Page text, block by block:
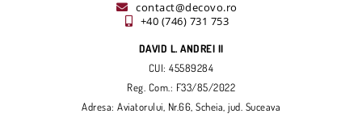
contact@decovo.ro
+40 (746) 731 753
DAVID L. ANDREI II
CUI: 45589284
Reg. Com.: F33/85/2022
Adresa: Aviatorului, Nr.66, Scheia, jud. Suceava